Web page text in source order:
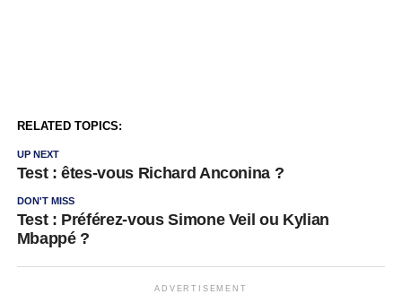
RELATED TOPICS:
UP NEXT
Test : êtes-vous Richard Anconina ?
DON'T MISS
Test : Préférez-vous Simone Veil ou Kylian
Mbappé ?
ADVERTISEMENT